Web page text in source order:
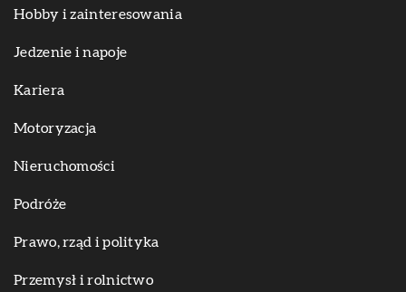
Hobby i zainteresowania
Jedzenie i napoje
Kariera
Motoryzacja
Nieruchomości
Podróże
Prawo, rząd i polityka
Przemysł i rolnictwo